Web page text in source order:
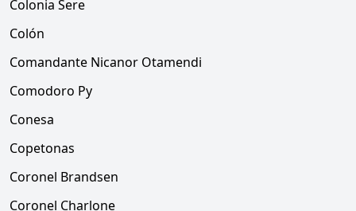
Colonia Sere
Colón
Comandante Nicanor Otamendi
Comodoro Py
Conesa
Copetonas
Coronel Brandsen
Coronel Charlone